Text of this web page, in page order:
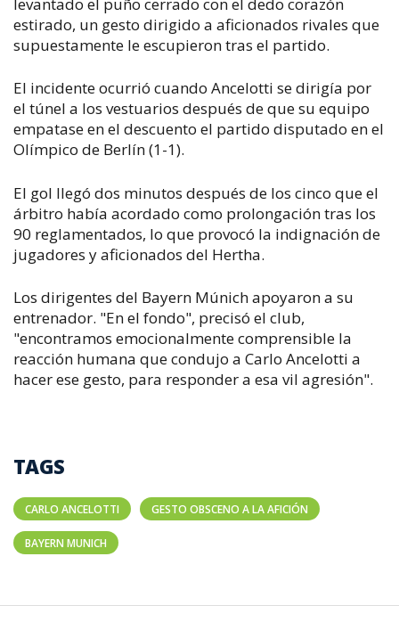
estirado, un gesto dirigido a aficionados rivales que
supuestamente le escupieron tras el partido.
El incidente ocurrió cuando Ancelotti se dirigía por
el túnel a los vestuarios después de que su equipo
empatase en el descuento el partido disputado en el
Olímpico de Berlín (1-1).
El gol llegó dos minutos después de los cinco que el
árbitro había acordado como prolongación tras los
90 reglamentados, lo que provocó la indignación de
jugadores y aficionados del Hertha.
Los dirigentes del Bayern Múnich apoyaron a su
entrenador. "En el fondo", precisó el club,
"encontramos emocionalmente comprensible la
reacción humana que condujo a Carlo Ancelotti a
hacer ese gesto, para responder a esa vil agresión".
TAGS
CARLO ANCELOTTI GESTO OBSCENO A LA AFICIÓN
BAYERN MUNICH